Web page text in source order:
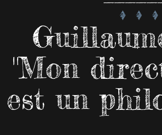
"Mon
est un